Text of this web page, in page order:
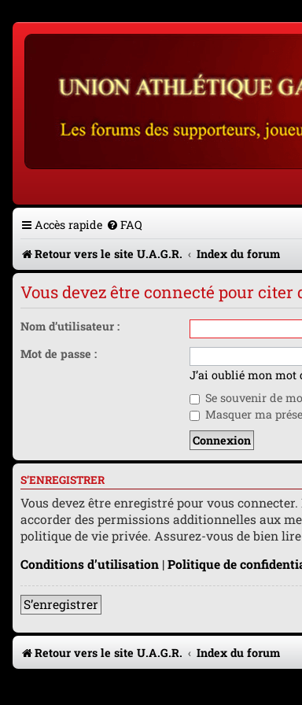
Accès rapide FAQ
Retour vers le site U.A.G.R.
Index du forum
Vous devez être connecté pour citer
Nom d’utilisateur :
Mot de passe :
J’ai oublié mon mot
Se souvenir de
Masquer ma
S’ENREGISTRER
Vous devez être enregistré pour vous
accorder des permissions additionnelles aux
politique de vie privée. Assurez-vous de bien
Conditions d’utilisation | Politique de
S’enregistrer
Retour vers le site U.A.G.R. Index du forum